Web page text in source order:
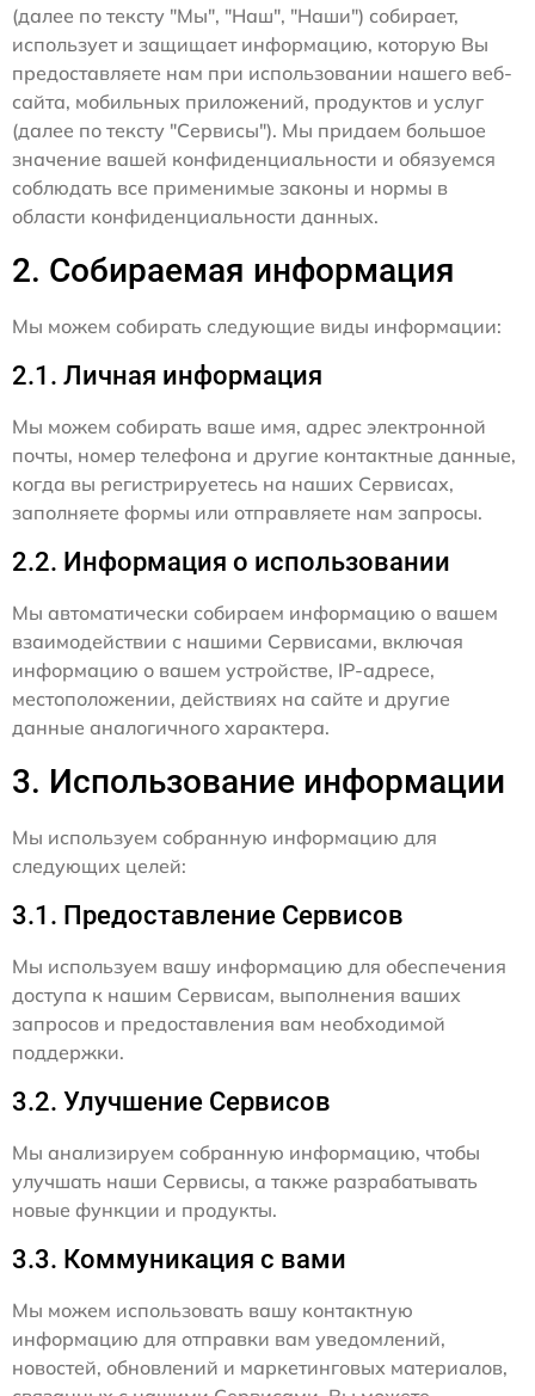
(далее по тексту "Мы", "Наш", "Наши") собирает,
использует и защищает информацию, которую Вы
предоставляете нам при использовании нашего веб-
сайта, мобильных приложений, продуктов и услуг
(далее по тексту "Сервисы"). Мы придаем большое
значение вашей конфиденциальности и обязуемся
соблюдать все применимые законы и нормы в
области конфиденциальности данных.
2. Собираемая информация
Мы можем собирать следующие виды информации:
2.1. Личная информация
Мы можем собирать ваше имя, адрес электронной
почты, номер телефона и другие контактные данные,
когда вы регистрируетесь на наших Сервисах,
заполняете формы или отправляете нам запросы.
2.2. Информация о использовании
Мы автоматически собираем информацию о вашем
взаимодействии с нашими Сервисами, включая
информацию о вашем устройстве, IP-адресе,
местоположении, действиях на сайте и другие
данные аналогичного характера.
3. Использование информации
Мы используем собранную информацию для
следующих целей:
3.1. Предоставление Сервисов
Мы используем вашу информацию для обеспечения
доступа к нашим Сервисам, выполнения ваших
запросов и предоставления вам необходимой
поддержки.
3.2. Улучшение Сервисов
Мы анализируем собранную информацию, чтобы
улучшать наши Сервисы, а также разрабатывать
новые функции и продукты.
3.3. Коммуникация с вами
Мы можем использовать вашу контактную
информацию для отправки вам уведомлений,
новостей, обновлений и маркетинговых материалов,